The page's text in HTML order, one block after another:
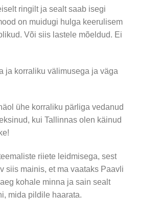
ringilt ja sealt saab isegi
on muidugi hulga keerulisem
Või siis lastele mõeldud. Ei
ja korraliku välimusega ja väga
ühe korraliku pärliga vedanud
kui Tallinnas olen käinud
riiete leidmisega, sest
siis mainis, et ma vaataks Paavli
kohale minna ja sain sealt
mida pildile haarata.